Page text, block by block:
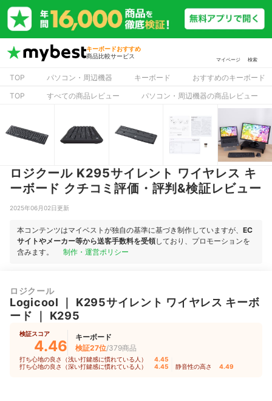
キーボードおすすめ
商品比較サービス
マイページ 検索
TOP パソコン・周辺機器 キーボード
おすすめのキーボード
TOP
すべての商品レビュー パソコン・周辺機器の商品レビュー
ロジクール K295サイレント ワイヤレス キ
ーボード クチコミ評価・評判&検証レビュー
2025年06月02日更新
本コンテンツはマイベストが独自の基準に基づき制作していますが、 EC
サイトやメーカー等から送客手数料を受領しており、プロモーションを
含みます。
制作・運営ポリシー
ロジクール
Logicool
K295サイレント ワイヤレス キーボ
ード
K295
検証スコア
4.46
キーボード
検証27位/379商品
打ち心地の良さ（浅い打鍵感に慣れている人） 4.45
打ち心地の良さ（深い打鍵感に慣れている人） 4.45 静音性の高さ 4.49